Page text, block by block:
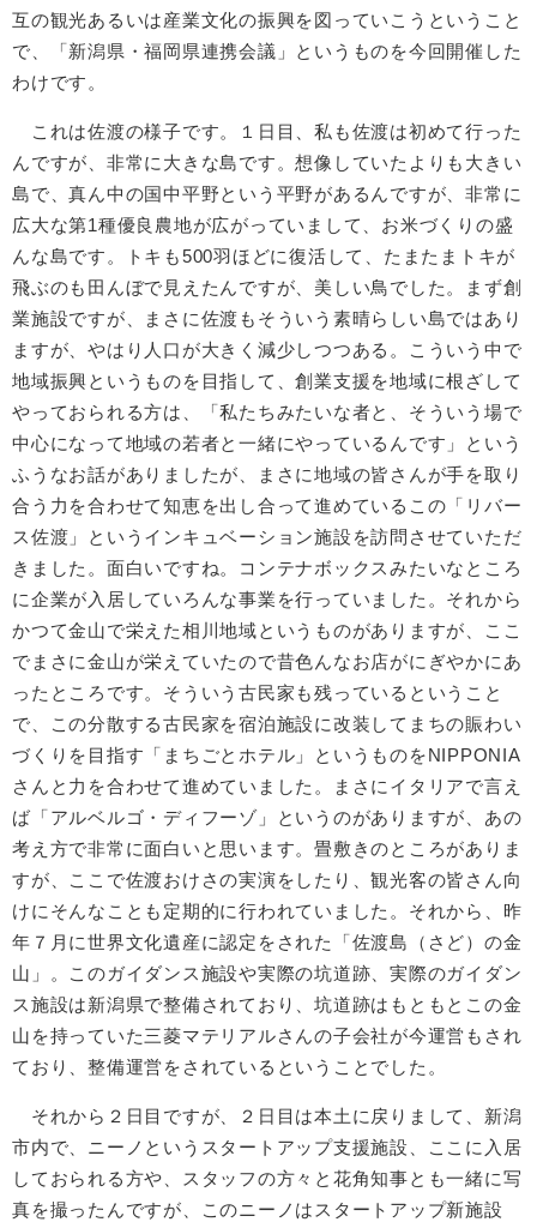
互の観光あるいは産業文化の振興を図っていこうということ
で、「新潟県・福岡県連携会議」というものを今回開催した
わけです。
これは佐渡の様子です。１日目、私も佐渡は初めて行った
んですが、非常に大きな島です。想像していたよりも大きい
島で、真ん中の国中平野という平野があるんですが、非常に
広大な第1種優良農地が広がっていまして、お米づくりの盛
んな島です。トキも500羽ほどに復活して、たまたまトキが
飛ぶのも田んぼで見えたんですが、美しい鳥でした。まず創
業施設ですが、まさに佐渡もそういう素晴らしい島ではあり
ますが、やはり人口が大きく減少しつつある。こういう中で
地域振興というものを目指して、創業支援を地域に根ざして
やっておられる方は、「私たちみたいな者と、そういう場で
中心になって地域の若者と一緒にやっているんです」という
ふうなお話がありましたが、まさに地域の皆さんが手を取り
合う力を合わせて知恵を出し合って進めているこの「リバー
ス佐渡」というインキュベーション施設を訪問させていただ
きました。面白いですね。コンテナボックスみたいなところ
に企業が入居していろんな事業を行っていました。それから
かつて金山で栄えた相川地域というものがありますが、ここ
でまさに金山が栄えていたので昔色んなお店がにぎやかにあ
ったところです。そういう古民家も残っているということ
で、この分散する古民家を宿泊施設に改装してまちの賑わい
づくりを目指す「まちごとホテル」というものをNIPPONIA
さんと力を合わせて進めていました。まさにイタリアで言え
ば「アルベルゴ・ディフーゾ」というのがありますが、あの
考え方で非常に面白いと思います。畳敷きのところがありま
すが、ここで佐渡おけさの実演をしたり、観光客の皆さん向
けにそんなことも定期的に行われていました。それから、昨
年７月に世界文化遺産に認定をされた「佐渡島（さど）の金
山」。このガイダンス施設や実際の坑道跡、実際のガイダン
ス施設は新潟県で整備されており、坑道跡はもともとこの金
山を持っていた三菱マテリアルさんの子会社が今運営もされ
ており、整備運営をされているということでした。
それから２日目ですが、２日目は本土に戻りまして、新潟
市内で、ニーノというスタートアップ支援施設、ここに入居
しておられる方や、スタッフの方々と花角知事とも一緒に写
真を撮ったんですが、このニーノはスタートアップ新施設